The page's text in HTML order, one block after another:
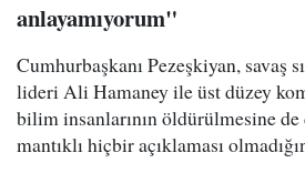
anlayamıyorum"
Cumhurbaşkanı Pezeşkiyan, savaş
lideri Ali Hamaney ile üst düzey
bilim insanlarının öldürülmesine
mantıklı hiçbir açıklaması